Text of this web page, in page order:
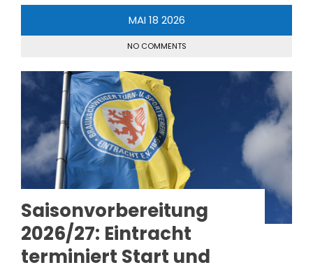
MAI 18 2026
NO COMMENTS
Saisonvorbereitung
2026/27: Eintracht
terminiert Start und